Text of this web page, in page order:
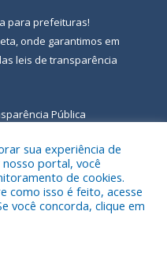
para prefeituras!
onde garantimos em
leis de transparência
Pública
Municipal de Igarapé-
sua experiência de
portal, você
de cookies.
como isso é feito, acesse
você concorda, clique em